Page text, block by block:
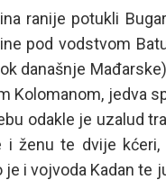
ranije potukli
pod vodstvom
današnje
Kolomanom, jedva
odakle je uzalud
i ženu te dvije
i vojvoda Kadan te